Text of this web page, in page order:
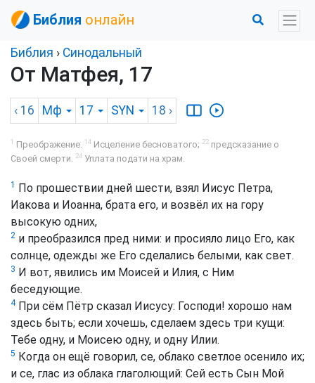
Библия онлайн
Библия › Синодальный
От Матфея, 17
‹ 16 Мф 17 SYN 18 ›
1 Преображение. 14 Исцеление бесноватого; 22 предсказание о
Своей смерти. 24 Уплата подати на храм.
1 По прошествии дней шести, взял Иисус Петра,
Иакова и Иоанна, брата его, и возвёл их на гору
высокую одних,
2 и преобразился пред ними: и просияло лицо Его, как
солнце, одежды же Его сделались белыми, как свет.
3 И вот, явились им Моисей и Илия, с Ним
беседующие.
4При сём Пётр сказал Иисусу: Господи! хорошо нам
здесь быть; если хочешь, сделаем здесь три кущи:
Тебе одну, и Моисею одну, и одну Илии.
5 Когда он ещё говорил, се, облако светлое осенило их;
и се, глас из облака глаголющий: Сей есть Сын Мой